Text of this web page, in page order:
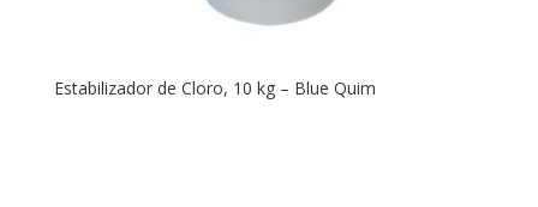
Estabilizador de Cloro, 10 kg – Blue Quim